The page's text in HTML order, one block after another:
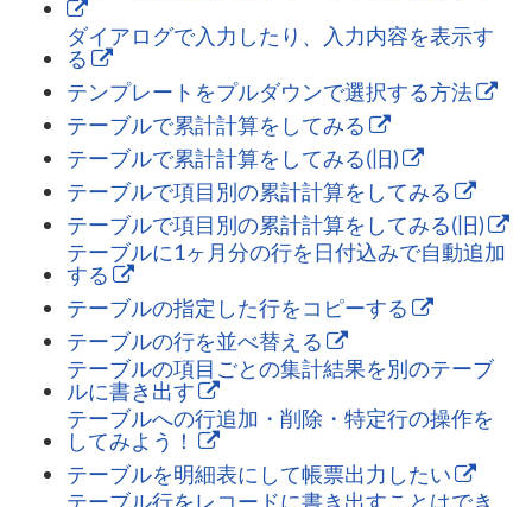
ダイアログで入力したり、入力内容を表示す
る
テンプレートをプルダウンで選択する方法
テーブルで累計計算をしてみる
テーブルで累計計算をしてみる(旧)
テーブルで項目別の累計計算をしてみる
テーブルで項目別の累計計算をしてみる(旧)
テーブルに1ヶ月分の行を日付込みで自動追加
する
テーブルの指定した行をコピーする
テーブルの行を並べ替える
テーブルの項目ごとの集計結果を別のテーブ
ルに書き出す
テーブルへの行追加・削除・特定行の操作を
してみよう！
テーブルを明細表にして帳票出力したい
テーブル行をレコードに書き出すことはでき